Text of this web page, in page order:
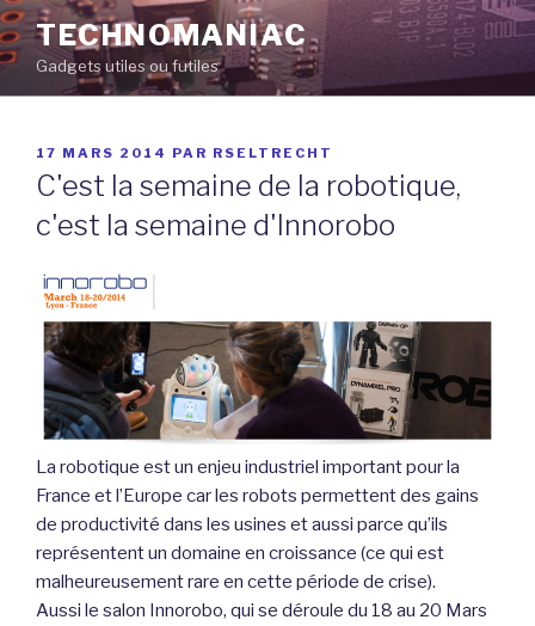
Aller
au
contenu
principal
TECHNOMANIAC
Gadgets utiles ou futiles
PUBLIÉ
LE
17 MARS 2014 PAR RSELTRECHT
C'est la semaine de la robotique,
c'est la semaine d'Innorobo
La robotique est un enjeu industriel important pour la
France et l’Europe car les robots permettent des gains
de productivité dans les usines et aussi parce qu’ils
représentent un domaine en croissance (ce qui est
malheureusement rare en cette période de crise).
Aussi le salon Innorobo, qui se déroule du 18 au 20 Mars